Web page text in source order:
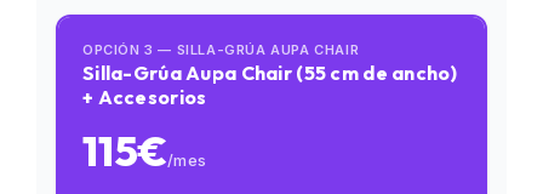
OPCIÓN 3 — SILLA-GRÚA AUPA CHAIR
Silla-Grúa Aupa Chair (55 cm de ancho)
+ Accesorios
115€/mes